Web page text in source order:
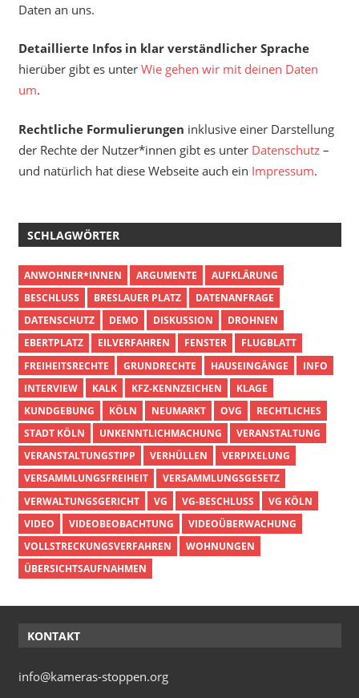
Daten an uns.
Detaillierte Infos in klar verständlicher Sprache
hierüber gibt es unter Wie gehen wir mit deinen Daten
um.
Rechtliche Formulierungen inklusive einer Darstellung
der Rechte der Nutzer*innen gibt es unter Datenschutz–
und natürlich hat diese Webseite auch ein Impressum.
SCHLAGWÖRTER
ANWOHNER*INNEN ARGUMENTE
AUFKLÄRUNG
BESCHLUSS
BRESLAUER PLATZ
DATENANFRAGE
DATENSCHUTZ
DEMO DISKUSSION
DROHNEN
EBERTPLATZ
EILVERFAHREN FENSTER
FLUGBLATT
FREIHEITSRECHTE
GRUNDRECHTE HAUSEINGÄNGE
INFO
INTERVIEW
KALK KFZ-KENNZEICHEN
KLAGE
KUNDGEBUNG
KÖLN NEUMARKT OVG
RECHTLICHES
STADT KÖLN
UNKENNTLICHMACHUNG
VERANSTALTUNG
VERANSTALTUNGSTIPP
VERHÜLLEN
VERPIXELUNG
VERSAMMLUNGSFREIHEIT
VERSAMMLUNGSGESETZ
VERWALTUNGSGERICHT
VG VG-BESCHLUSS
VG KÖLN
VIDEO
VIDEOBEOBACHTUNG
VIDEOÜBERWACHUNG
VOLLSTRECKUNGSVERFAHREN
WOHNUNGEN
ÜBERSICHTSAUFNAHMEN
KONTAKT
info@kameras-stoppen.org